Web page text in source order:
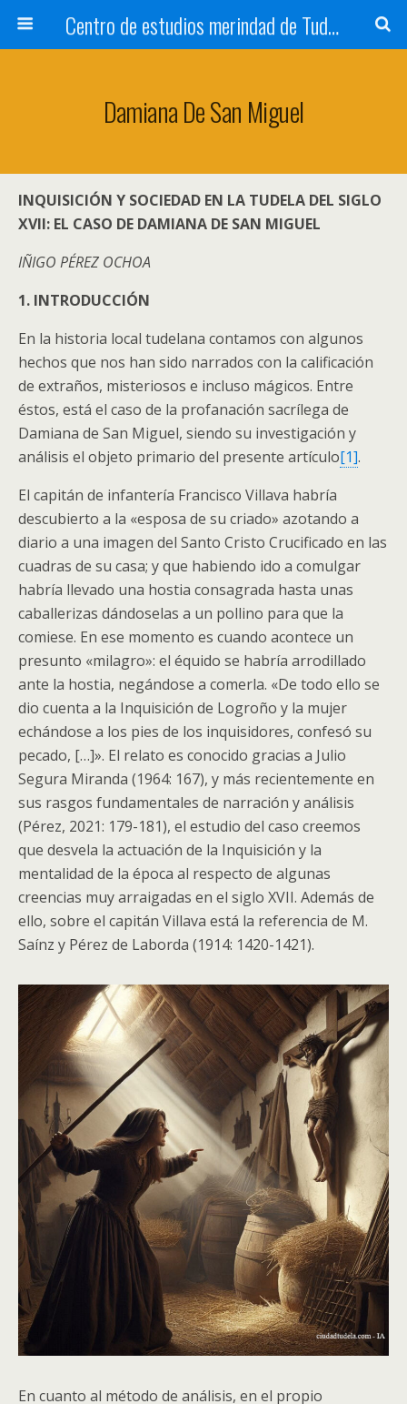
Centro de estudios merindad de Tudela
Damiana De San Miguel
INQUISICIÓN Y SOCIEDAD EN LA TUDELA DEL SIGLO
XVII: EL CASO DE DAMIANA DE SAN MIGUEL
IÑIGO PÉREZ OCHOA
1. INTRODUCCIÓN
En la historia local tudelana contamos con algunos
hechos que nos han sido narrados con la calificación
de extraños, misteriosos e incluso mágicos. Entre
éstos, está el caso de la profanación sacrílega de
Damiana de San Miguel, siendo su investigación y
análisis el objeto primario del presente artículo[1].
El capitán de infantería Francisco Villava habría
descubierto a la «esposa de su criado» azotando a
diario a una imagen del Santo Cristo Crucificado en las
cuadras de su casa; y que habiendo ido a comulgar
habría llevado una hostia consagrada hasta unas
caballerizas dándoselas a un pollino para que la
comiese. En ese momento es cuando acontece un
presunto «milagro»: el équido se habría arrodillado
ante la hostia, negándose a comerla. «De todo ello se
dio cuenta a la Inquisición de Logroño y la mujer
echándose a los pies de los inquisidores, confesó su
pecado, […]». El relato es conocido gracias a Julio
Segura Miranda (1964: 167), y más recientemente en
sus rasgos fundamentales de narración y análisis
(Pérez, 2021: 179-181), el estudio del caso creemos
que desvela la actuación de la Inquisición y la
mentalidad de la época al respecto de algunas
creencias muy arraigadas en el siglo XVII. Además de
ello, sobre el capitán Villava está la referencia de M.
Saínz y Pérez de Laborda (1914: 1420-1421).
En cuanto al método de análisis, en el propio